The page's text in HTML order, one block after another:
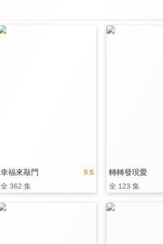
9.5
幸福來敲門
全 362 集
轉轉發現愛
全 123 集